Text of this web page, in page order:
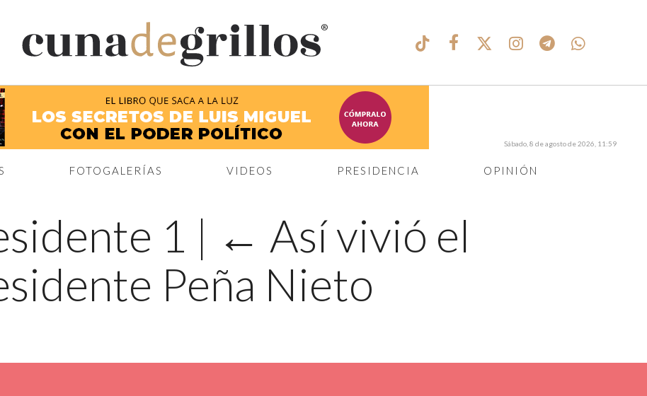
®
FOTOGALERÍAS VIDEOS PRESIDENCIA OPINIÓN
Sábado, 8 de agosto de 2026, 11:59
1 | ← Así vivió el
Peña Nieto